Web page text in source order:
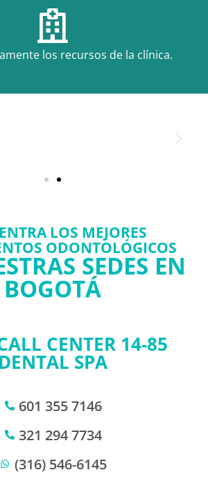
los recursos de la clínica.
LOS MEJORES
ODONTOLÓGICOS
SEDES EN
BOGOTÁ
CENTER 14-85
DENTAL SPA
601 355 7146
321 294 7734
(316) 546-6145